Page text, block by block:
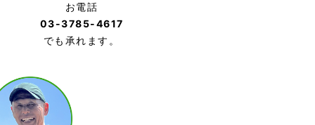
お電話
03-3785-4617
でも承れます。